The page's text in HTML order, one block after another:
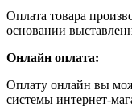
Оплата товара
основании
Онлайн оплата:
Оплату онлайн вы
системы интернет-